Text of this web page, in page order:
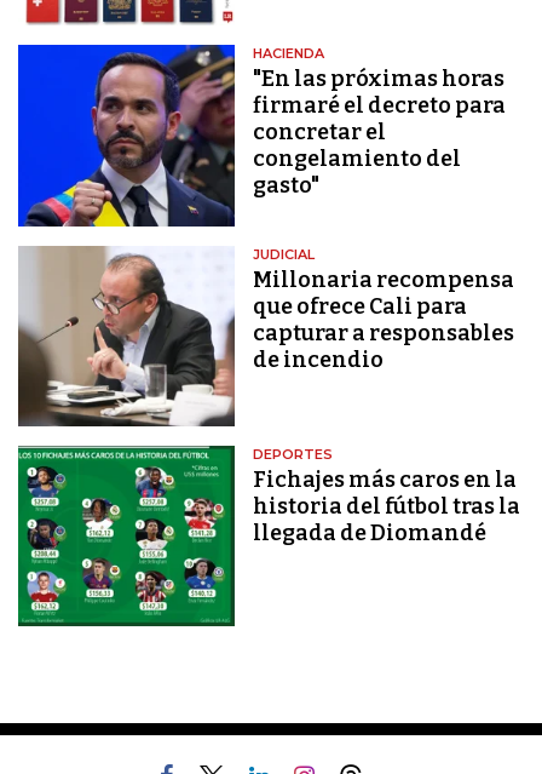
HACIENDA
"En las próximas horas
firmaré el decreto para
concretar el
congelamiento del
gasto"
JUDICIAL
Millonaria recompensa
que ofrece Cali para
capturar a responsables
de incendio
DEPORTES
Fichajes más caros en la
historia del fútbol tras la
llegada de Diomandé